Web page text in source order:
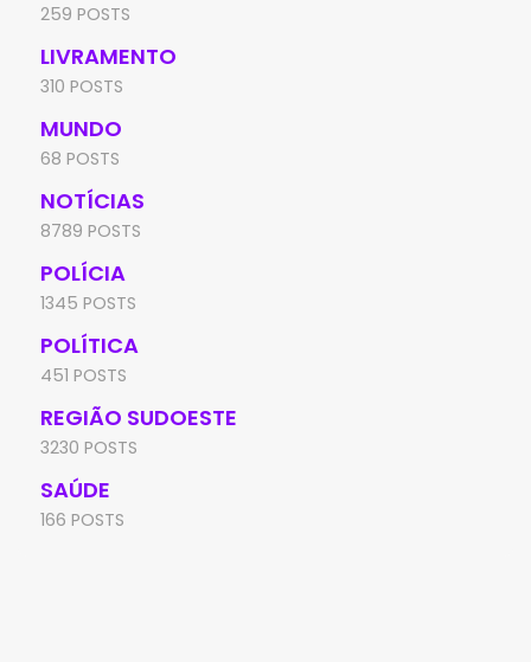
259 POSTS
LIVRAMENTO
310 POSTS
MUNDO
68 POSTS
NOTÍCIAS
8789 POSTS
POLÍCIA
1345 POSTS
POLÍTICA
451 POSTS
REGIÃO SUDOESTE
3230 POSTS
SAÚDE
166 POSTS